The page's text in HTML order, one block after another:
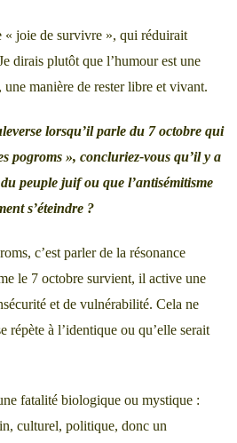
« joie de survivre », qui réduirait
dirais plutôt que l’humour est une
manière de rester libre et vivant.
lorsqu’il parle du 7 octobre qui
pogroms », concluriez-vous qu’il y a
peuple juif ou que l’antisémitisme
s’éteindre ?
c’est parler de la résonance
le 7 octobre survient, il active une
et de vulnérabilité. Cela ne
répète à l’identique ou qu’elle serait
fatalité biologique ou mystique :
culturel, politique, donc un